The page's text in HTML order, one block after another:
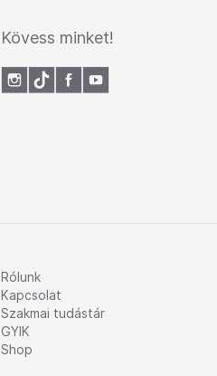
Kövess minket!
Rólunk
Kapcsolat
Szakmai tudástár
GYIK
Shop